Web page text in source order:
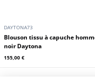
DAYTONA73
Bomber tissu style aviateur
homme noir Daytona